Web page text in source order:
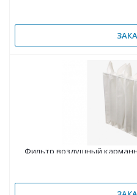
Фильтр воздушный